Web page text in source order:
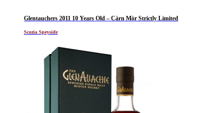
Glentauchers 2011 10 Years Old – Càrn Mòr Strictly Limited
Scozia Speyside